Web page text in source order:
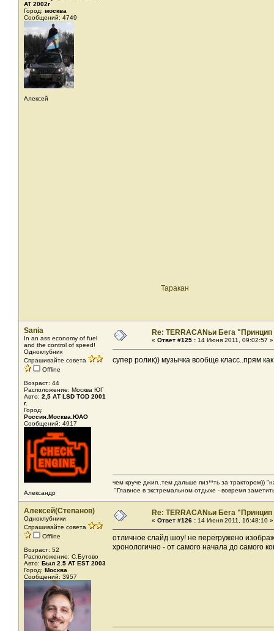
AT 2002г
Город: москва
Сообщений: 4749
Алексей
Таракан
Sania
In an ass economy of fuel
and the control of speed!
Одноклубник
Спрашивайте совета
Offline
Возраст: 44
Расположение: Москва ЮГ
Авто: 2,5 АТ LSD TOD 2001
г.
Город:
Россия.Москва.ЮАО
Сообщений: 4917
Александр
Re: TERRACANьи Бега
« Ответ #125 : 14 Июня 2011, 09:02:57 »
супер ролик)) музычка вообще класс..прям
чем круче джип..тем дальше пиз**ть за трактором))
"Главное в экстремальном отдыхе - вовремя
Алексей(Степанов)
Одноклубники
Спрашивайте совета
Offline
Возраст: 52
Расположение: С.Бутово
Авто: Был 2.5 AT EST 2003
Город: Москва
Сообщений: 3957
Re: TERRACANьи Бега
« Ответ #126 : 14 Июня 2011, 16:48:10 »
отличное слайд шоу! не перегружено
хронологично - от самого начала до самого